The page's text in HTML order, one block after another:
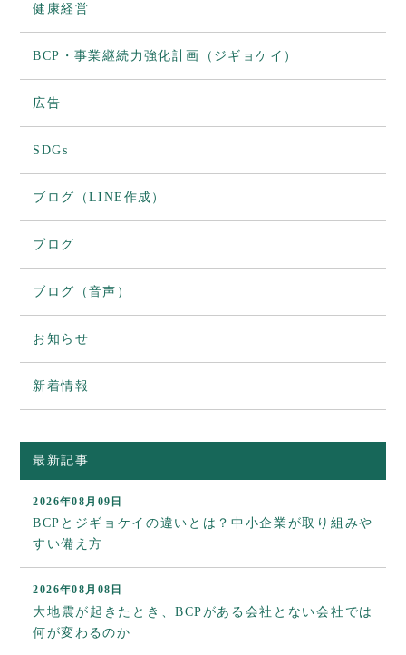
健康経営
BCP・事業継続力強化計画（ジギョケイ）
広告
SDGs
ブログ（LINE作成）
ブログ
ブログ（音声）
お知らせ
新着情報
最新記事
2026年08月09日
BCPとジギョケイの違いとは？中小企業が取り組みや
すい備え方
2026年08月08日
大地震が起きたとき、BCPがある会社とない会社では
何が変わるのか